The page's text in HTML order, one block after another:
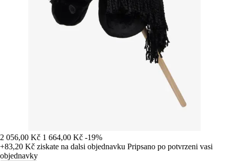
2 056,00 Kč 1 664,00 Kč -19%
+83,20 Kč ziskate na dalsi objednavku Pripsano po potvrzeni vasi
objednavky